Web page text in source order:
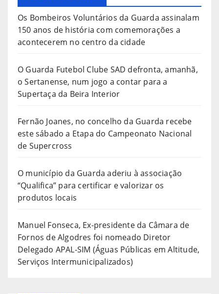
Os Bombeiros Voluntários da Guarda assinalam
150 anos de história com comemorações a
acontecerem no centro da cidade
O Guarda Futebol Clube SAD defronta, amanhã,
o Sertanense, num jogo a contar para a
Supertaça da Beira Interior
Fernão Joanes, no concelho da Guarda recebe
este sábado a Etapa do Campeonato Nacional
de Supercross
O município da Guarda aderiu à associação
“Qualifica” para certificar e valorizar os
produtos locais
Manuel Fonseca, Ex-presidente da Câmara de
Fornos de Algodres foi nomeado Diretor
Delegado APAL-SIM (Águas Públicas em Altitude,
Serviços Intermunicipalizados)